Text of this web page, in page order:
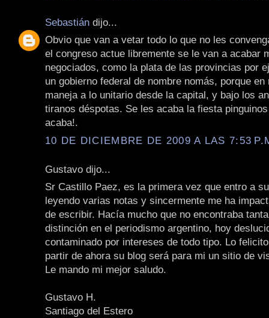
Sebastián dijo...
Obvio que van a vetar todo lo que no les
el congreso actue libremente se le van a acabar
negociados, como la plata de las provincias por
un gobierno federal de nombre nomás, porque
maneja a lo unitario desde la capital, y bajo los
tiranos déspotas. Se les acaba la fiesta
acaba!.
10 DE DICIEMBRE DE 2009 A LAS 7:53
Gustavo dijo...
Sr Castillo Paez, es la primera vez que entro a
leyendo varias notas y sincermente me ha
de escribir. Hacía mucho que no encontraba
distinción en el periodismo argentino, hoy
contaminado por intereses de todo tipo. Lo
partir de ahora su blog será para mi un sitio de
Le mando mi mejor saludo.
Gustavo H.
Santiago del Estero